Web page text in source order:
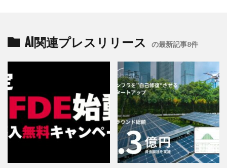
AI関連プレスリリース の最新記事8件